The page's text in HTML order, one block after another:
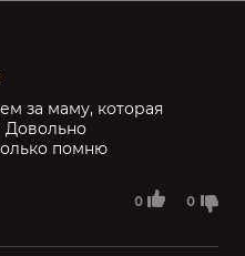
0 0
за маму, которая
Довольно
помню